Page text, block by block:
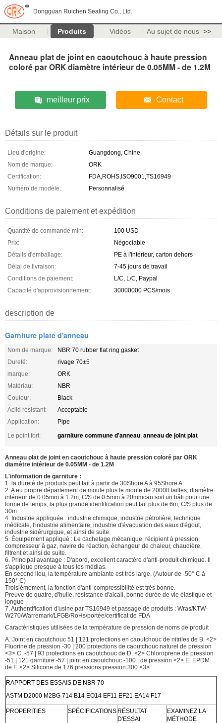
Dongguan Ruichen Sealing Co., Ltd.
Maison Produits Vidéos Au sujet de nous >>
Anneau plat de joint en caoutchouc à haute pression
coloré par ORK diamètre intérieur de 0.05MM - de 1.2M
meilleur prix Contact
Détails sur le produit
Lieu d'origine:
Guangdong, Chine
Nom de marque:
ORK
Certification:
FDA,ROHS,ISO9001,TS16949
Numéro de modèle:
Personnalisé
Conditions de paiement et expédition
Quantité de commande min:
100 USD
Prix:
Négociable
Détails d'emballage:
PE à l'intérieur, carton dehors
Délai de livraison:
7-45 jours de travail
Conditions de paiement:
L/C, L/C, Paypal
Capacité d'approvisionnement:
30000000 PCS/mois
description de
Garniture plate d'anneau
Nom de marque:
NBR 70 rubber flat ring gasket
Dureté:
rivage 70±5
marque:
ORK
Matériau:
NBR
Couleur:
Black
Acild résistant:
Acceptable
Application:
Pipe
Le point fort:
garniture commune d'anneau, anneau de joint plat
Anneau plat de joint en caoutchouc à haute pression coloré par ORK
diamètre intérieur de 0.05MM - de 1.2M
L'information de garniture :
1. la dureté de produits peut fait à partir de 30Shore A à 95Shore A.
2. A eu propre département de moule plus le moule de 20000 tailles, diamètre
intérieur de 0.05mm à 1.2m, C/S de 0.5mm à 20mmcan soit un bâti pour une
forme de temps, la plus grande identification peut fait plus de 6m, C/S plus de
30m
4. Industrie appliquée : industrie chimique, industrie pétrolière, technique
médicale, l'industrie alimentaire, industrie d'évacuation des eaux d'égout,
industrie sidérurgique, et ainsi de suite.
5. Équipement appliqué : Le cachetage mécanique, récipient à pression,
compresseur à gaz, navire de réaction, échangeur de chaleur, chaudière,
filtrent et ainsi de suite.
6. Principal avantage : D'abord, excellent caractère d'anti-produit chimique. Il
s'applique presque à tous les médias.
En second lieu, la température ambiante est très large. (Autour de -50° C à
150° C)
Troisièmement, la fonction d'anti-compressibilité est très bonne.
Preuve de quatre, d'huile, résistance d'alcali, bonne durée de vie élastique et
longue
7. Authentification d'usine par TS16949 et passage de produits : Wras/KTW-
W270/Warremark/LFGB/RoHs/portée/certificat de FDA
Caractéristiques utilisées de la température de pression de noms de produit
A. Joint en caoutchouc 51 | 121 protections en caoutchouc de nitriles de B. <2>
Fluorine de pression -30 | 200 protections de caoutchouc naturel de pression
<3> C. -57 | 93 protections en caoutchouc de D. <2> Chloroprene de pression
-51 | 121 garniture -57 | joint en caoutchouc -100 | de pression <2> E. EPDM
de F. <2> Silicone de 176 pressions pression 300 <3>
RAPPORT DES ESSAIS DE NBR 70
ASTM D2000 M2BG 714 B14 EO14 EF11 EF21 EA14 F17
PROPERITIES SPÉCIFICATIONS RÉSULTAT
D'ESSAI
EXAMINEZ LA
MÉTHODE